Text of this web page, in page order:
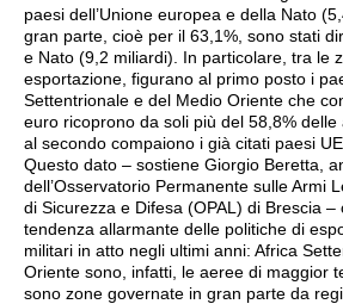
paesi dell’Unione europea e della Nato
gran parte, cioè per il 63,1%, sono stati
e Nato (9,2 miliardi). In particolare, tra le
esportazione, figurano al primo posto i
Settentrionale e del Medio Oriente che
euro ricoprono da soli più del 58,8%
al secondo compaiono i già citati paesi
Questo dato – sostiene Giorgio Beretta,
dell’Osservatorio Permanente sulle Armi
di Sicurezza e Difesa (OPAL) di Brescia –
tendenza allarmante delle politiche di
militari in atto negli ultimi anni: Africa
Oriente sono, infatti, le aeree di maggior
sono zone governate in gran parte da